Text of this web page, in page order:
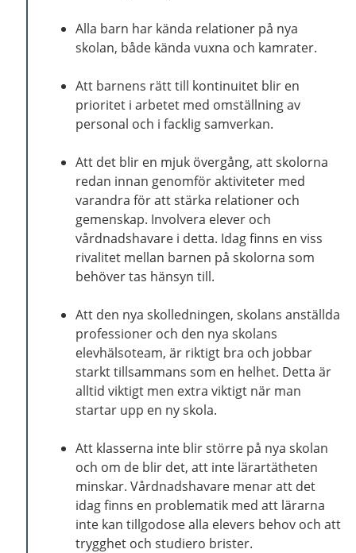
Alla barn har kända relationer på nya
skolan, både kända vuxna och kamrater.
Att barnens rätt till kontinuitet blir en
prioritet i arbetet med omställning av
personal och i facklig samverkan.
Att det blir en mjuk övergång, att skolorna
redan innan genomför aktiviteter med
varandra för att stärka relationer och
gemenskap. Involvera elever och
vårdnadshavare i detta. Idag finns en viss
rivalitet mellan barnen på skolorna som
behöver tas hänsyn till.
Att den nya skolledningen, skolans anställda
professioner och den nya skolans
elevhälsoteam, är riktigt bra och jobbar
starkt tillsammans som en helhet. Detta är
alltid viktigt men extra viktigt när man
startar upp en ny skola.
Att klasserna inte blir större på nya skolan
och om de blir det, att inte lärartätheten
minskar. Vårdnadshavare menar att det
idag finns en problematik med att lärarna
inte kan tillgodose alla elevers behov och att
trygghet och studiero brister.